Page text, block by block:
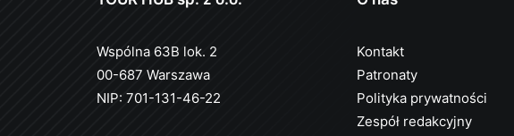
Wspólna 63B lok. 2
00-687 Warszawa
NIP: 701-131-46-22
Kontakt
Patronaty
Polityka prywatności
Zespół redakcyjny